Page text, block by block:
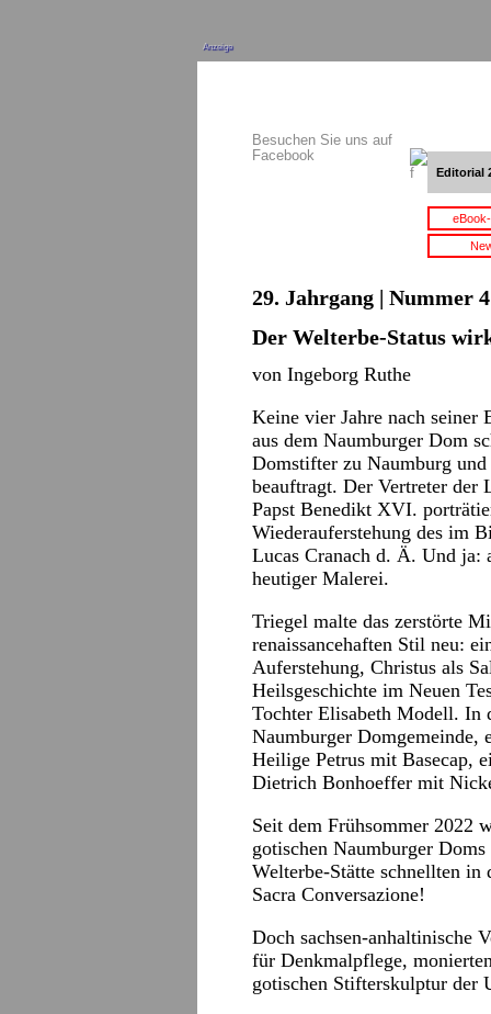
Anzeige
Besuchen Sie uns auf
Facebook
Editorial
29. Jahrgang | Nummer
Der Welterbe-Status
von Ingeborg Ruthe
Keine vier Jahre nach
aus dem Naumburger Dom
Domstifter zu Naumburg
beauftragt. Der Vertreter der
Papst Benedikt XVI.
Wiederauferstehung des im
Lucas Cranach d. Ä. Und ja:
heutiger Malerei.
Triegel malte das zerstörte
renaissancehaften Stil neu:
Auferstehung, Christus als
Heilsgeschichte im Neuen
Tochter Elisabeth Modell. In
Naumburger Domgemeinde,
Heilige Petrus mit Basecap,
Dietrich Bonhoeffer mit
Seit dem Frühsommer 2022
gotischen Naumburger
Welterbe-Stätte schnellten in
Sacra Conversazione!
Doch sachsen-anhaltinische
für Denkmalpflege,
gotischen Stifterskulptur der